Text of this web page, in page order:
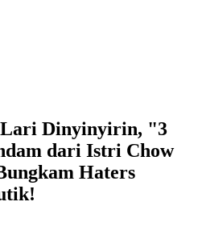
Lari Dinyinyirin, "3
dari Istri Chow
Haters